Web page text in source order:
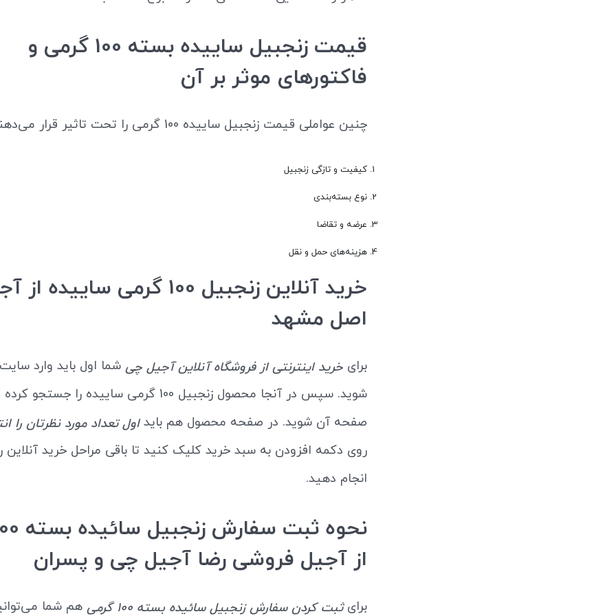
قیمت زنجبیل ساییده بسته 100 گرمی و
فاکتورهای موثر بر آن
چنین عواملی قیمت زنجبیل ساییده 100 گرمی را تحت تاثیر قرار می‌دهند:
کیفیت و تازگی زنجبیل
نوع بسته‌بندی
عرضه و تقاضا
هزینه‌های حمل و نقل
خرید آنلاین زنجبیل 100 گرمی
اصل مشهد
برای خرید اینترنتی از فروشگاه آنلاین آجیل چی شما اول باید وارد
شوید. سپس در آنجا محصول زنجبیل 100 گرمی ساییده را
صفحه آن شوید. در صفحه محصول هم بایداول تعداد مورد نظرتان را
روی دکمه افزودن به سبد خرید کلیک کنید تا باقی مراحل خرید آنلاین
انجام دهید.
از آجیل فروشی رضا آجیل چی و پسران
برایثبت کردن سفارش زنجبیل سائیده بسته 100 گرمی هم شما